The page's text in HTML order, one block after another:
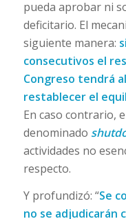
pueda aprobar ni
deficitario. El
siguiente manera:
consecutivos el
Congreso tendrá
restablecer el
En caso contrario,
denominado
actividades no
respecto.
Y profundizó: “Se
no se adjudicarán